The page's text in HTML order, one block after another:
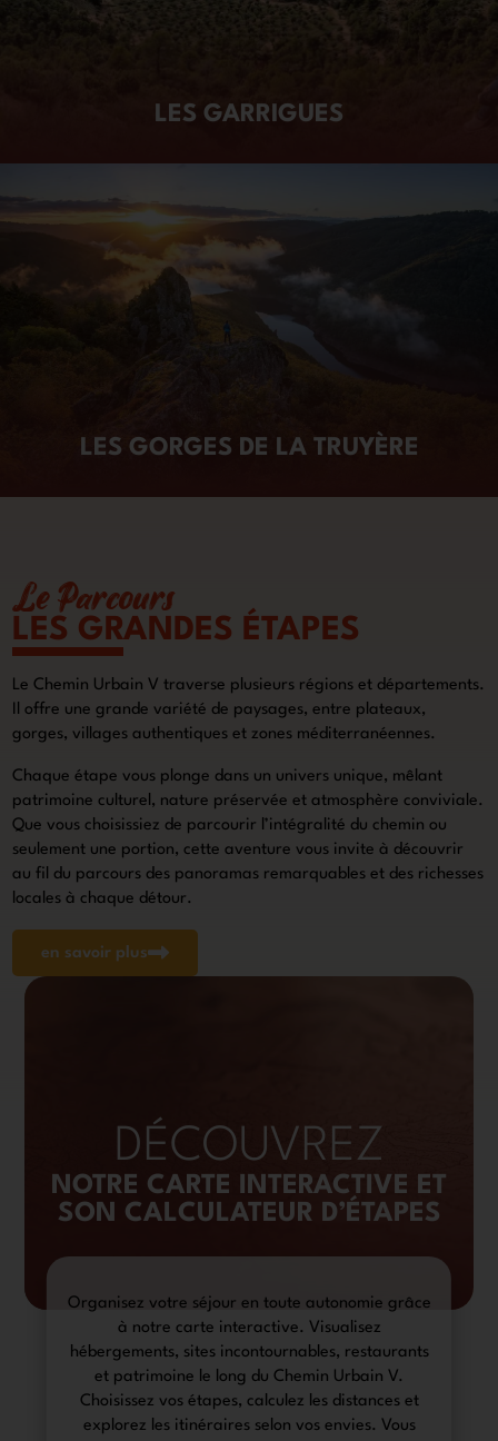
LES GARRIGUES
LES GORGES DE LA TRUYÈRE
Le Parcours
LES GRANDES ÉTAPES
Le Chemin Urbain V traverse plusieurs régions et départements.
Il offre une grande variété de paysages, entre plateaux,
gorges, villages authentiques et zones méditerranéennes.
Chaque étape vous plonge dans un univers unique, mêlant
patrimoine culturel, nature préservée et atmosphère conviviale.
Que vous choisissiez de parcourir l’intégralité du chemin ou
seulement une portion, cette aventure vous invite à découvrir
au fil du parcours des panoramas remarquables et des richesses
locales à chaque détour.
en savoir plus
DÉCOUVREZ
NOTRE CARTE INTERACTIVE ET
SON CALCULATEUR D’ÉTAPES
Organisez votre séjour en toute autonomie grâce
à notre carte interactive. Visualisez
hébergements, sites incontournables, restaurants
et patrimoine le long du Chemin Urbain V.
Choisissez vos étapes, calculez les distances et
explorez les itinéraires selon vos envies. Vous